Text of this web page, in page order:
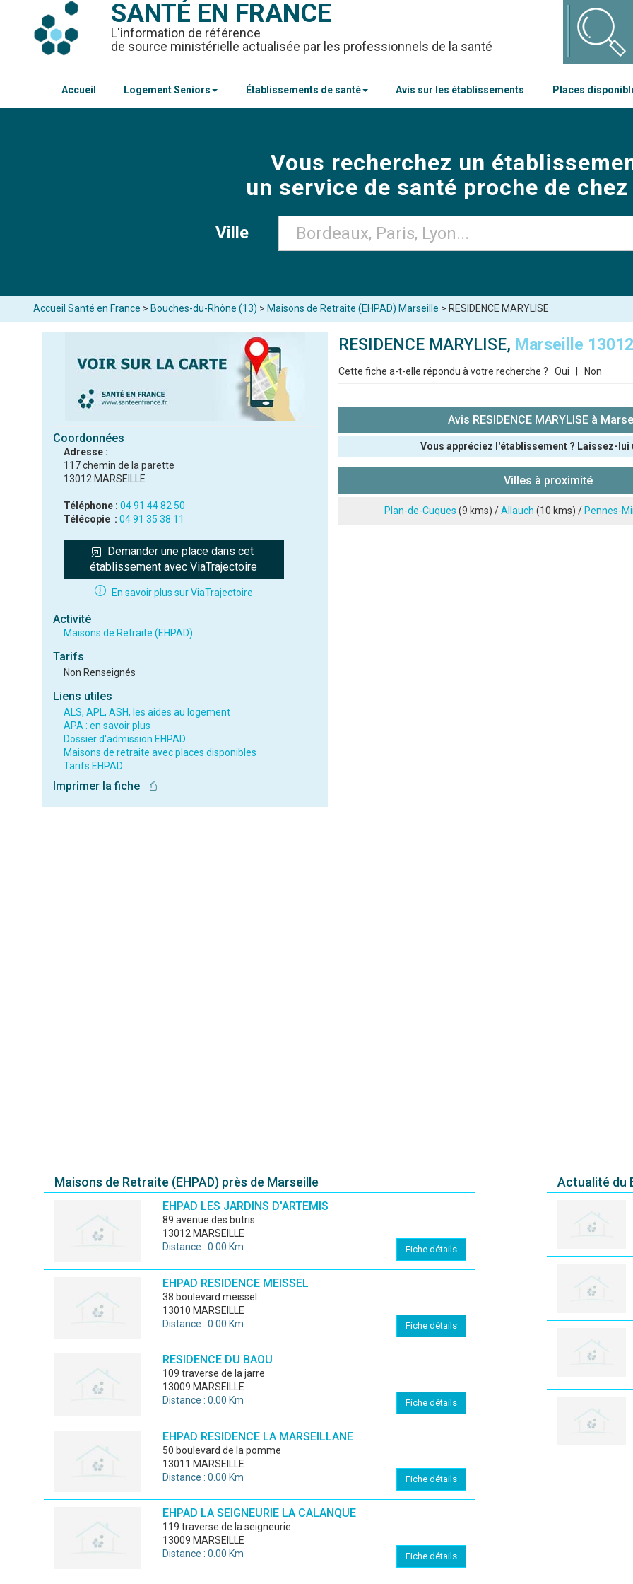
SANTÉ EN FRANCE
L'information de référence
de source ministérielle actualisée par les professionnels de la santé
Accueil Logement Seniors Établissements de santé Avis sur les établissements Places
Vous recherchez un
un service de santé proche de chez
Ville
Accueil Santé en France > Bouches-du-Rhône (13) > Maisons de Retraite (EHPAD) Marseille > RESIDENCE MARYLISE
Coordonnées
Adresse :
117 chemin de la parette
13012 MARSEILLE
Téléphone : 04 91 44 82 50
Télécopie : 04 91 35 38 11
Demander une place dans cet
établissement avec ViaTrajectoire
En savoir plus sur ViaTrajectoire
Activité
Maisons de Retraite (EHPAD)
Tarifs
Non Renseignés
Liens utiles
ALS, APL, ASH, les aides au logement
APA : en savoir plus
Dossier d'admission EHPAD
Maisons de retraite avec places disponibles
Tarifs EHPAD
Imprimer la fiche ⎙
RESIDENCE MARYLISE, Marseille 13012
Cette fiche a-t-elle répondu à votre recherche ? Oui Non
Avis RESIDENCE MARYLISE à
Vous appréciez l'établissement ? Laissez-lui
Note que vous souhaitez attribuer :
Villes à proximité
Plan-de-Cuques (9 kms) /Allauch (10 kms) / Pennes-
Maisons de Retraite (EHPAD) près de Marseille
EHPAD LES JARDINS D'ARTEMIS
89 avenue des butris
13012 MARSEILLE
Distance : 0.00 Km
Fiche détails
EHPAD RESIDENCE MEISSEL
38 boulevard meissel
13010 MARSEILLE
Distance : 0.00 Km
Fiche détails
RESIDENCE DU BAOU
109 traverse de la jarre
13009 MARSEILLE
Distance : 0.00 Km
Fiche détails
EHPAD RESIDENCE LA MARSEILLANE
50 boulevard de la pomme
13011 MARSEILLE
Distance : 0.00 Km
Fiche détails
EHPAD LA SEIGNEURIE LA CALANQUE
119 traverse de la seigneurie
13009 MARSEILLE
Distance : 0.00 Km
Fiche détails
Actualité du